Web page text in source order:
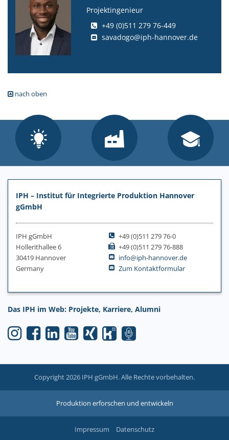
Projektingenieur
+49 (0)511 279 76-449
savadogo@iph-hannover.de
nach oben
IPH – Institut für Integrierte Produktion Hannover
gGmbH
IPH gGmbH
Hollerithallee 6
30419 Hannover
Germany
+49 (0)511 279 76-0
+49 (0)511 279 76-888
info@iph-hannover.de
Zum Kontaktformular
Das IPH im Web: Projekte, Karriere, Alumni
Copyright 2026 IPH gGmbH. Alle Rechte vorbehalten.
Produktion erforschen und entwickeln
Impressum Datenschutz